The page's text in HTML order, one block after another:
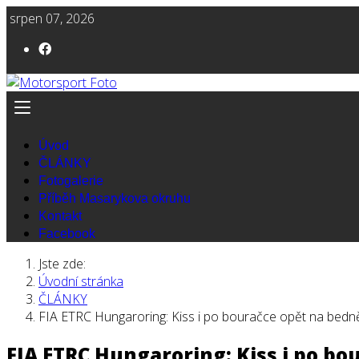
srpen 07, 2026
Úvod
ČLÁNKY
Fotogalerie
Příběh Masarykova okruhu
Kontakt
Facebook
Jste zde:
Úvodní stránka
ČLÁNKY
FIA ETRC Hungaroring: Kiss i po bouračce opět na